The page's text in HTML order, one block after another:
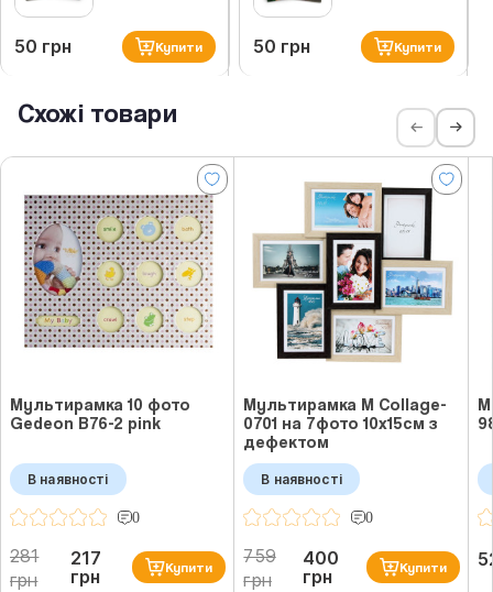
50 грн Купити 50 грн Купити
Схожі товари
Мультирамка 10 фото
Gedeon B76-2 pink
В наявності
0
281
грн
217
грн
Купити
Мультирамка M Collage-
0701 на 7фото 10x15см з
дефектом
В наявності
0
759
грн
400
грн
Купити